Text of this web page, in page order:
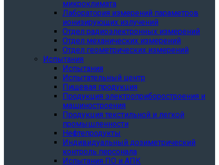
микроклимата
Лаборатория измерений параметров
ионизирующих излучений
Отдел радиоэлектронных измерений
Отдел механических измерений
Отдел геометрических измерений
Испытания
Испытания
Испытательный центр
Пищевая продукция
Продукция электроприборостроения и
машиностроения
Продукция текстильной и легкой
промышленности
Нефтепродукты
Индивидуальный дозиметрический
контроль персонала
Испытания ПО и АПК